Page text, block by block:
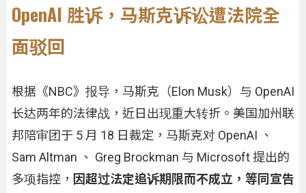
OpenAI 胜诉，马斯克诉讼遭法院全
面驳回
根据《NBC》报导，马斯克（Elon Musk）与 OpenAI
长达两年的法律战，近日出现重大转折。美国加州联
邦陪审团于 5 月 18 日裁定，马斯克对 OpenAI 、
Sam Altman 、 Greg Brockman 与 Microsoft 提出的
多项指控， 因超过法定追诉期限而不成立，等同宣告